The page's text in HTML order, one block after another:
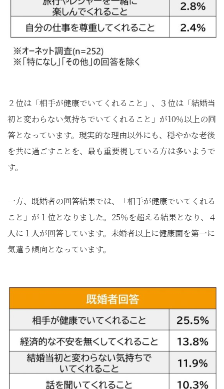
２位は「相手が健康でいてくれること」、３位は「結婚当
初と変わらない気持ちでいてくれること」が10％以上の回
答となっています。現実的な理由以外にも、穏やかな老後
を共に過ごすことを、最も重要視している方は多いようで
す。
一方、既婚者の回答結果では、「相手が健康でいてくれる
こと」が１位となりました。25％を超える結果となり、４
人に１人が回答しています。未婚者以上に健康面を第一に
気遣う傾向となっています。